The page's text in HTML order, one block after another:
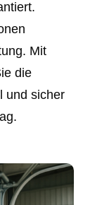
Mit
die
und sicher